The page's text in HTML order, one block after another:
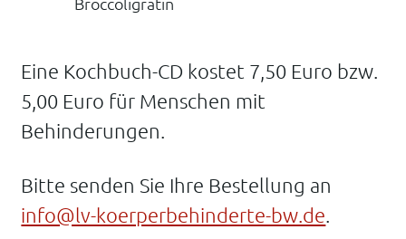
Eine Kochbuch-CD kostet 7,50 Euro bzw.
5,00 Euro für Menschen mit
Behinderungen.
Bitte senden Sie Ihre Bestellung an
info@lv-koerperbehinderte-bw.de